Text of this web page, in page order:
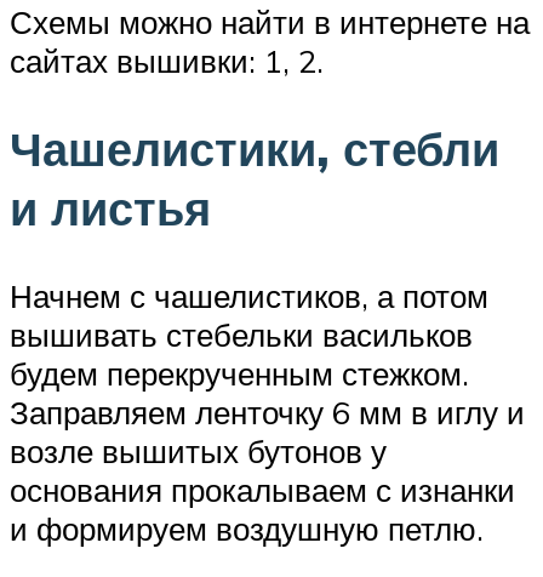
Схемы можно найти в интернете на
сайтах вышивки: 1, 2.
Чашелистики, стебли
и листья
Начнем с чашелистиков, а потом
вышивать стебельки васильков
будем перекрученным стежком.
Заправляем ленточку 6 мм в иглу и
возле вышитых бутонов у
основания прокалываем с изнанки
и формируем воздушную петлю.